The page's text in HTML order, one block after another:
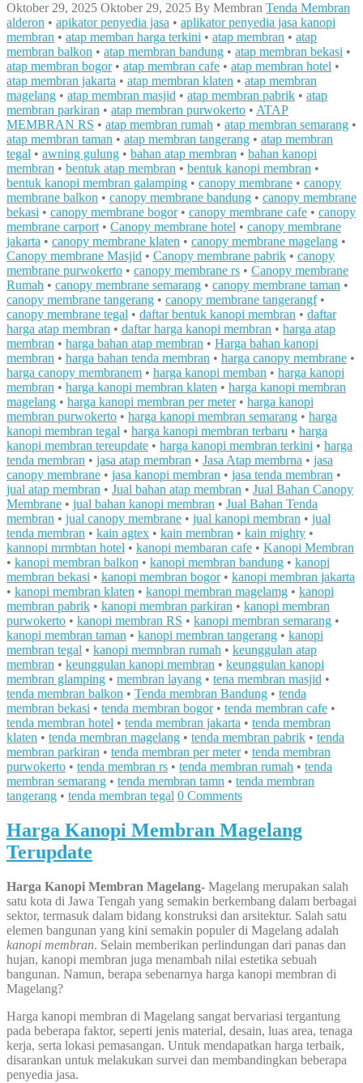
Oktober 29, 2025 Oktober 29, 2025 By Membran Tenda Membran
alderon • apikator penyedia jasa • aplikator penyedia jasa kanopi
membran • atap memban harga terkini • atap membran • atap
membran balkon • atap membran bandung • atap membran bekasi •
atap membran bogor• atap membran cafe • atap membran hotel •
atap membran jakarta • atap membran klaten • atap membran
magelang • atap membran masjid • atap membran pabrik • atap
membran parkiran • atap membran purwokerto • ATAP
MEMBRAN RS • atap membran rumah • atap membran semarang •
atap membran taman • atap membran tangerang • atap membran
tegal • awning gulung • bahan atap membran • bahan kanopi
membran • bentuk atap membran • bentuk kanopi membran •
bentuk kanopi membran galamping • canopy membrane • canopy
membrane balkon • canopy membrane bandung • canopy membrane
bekasi • canopy membrane bogor• canopy membrane cafe • canopy
membrane carport • Canopy membrane hotel • canopy membrane
jakarta • canopy membrane klaten • canopy membrane magelang •
Canopy membrane Masjid • Canopy membrane pabrik • canopy
membrane purwokerto • canopy membrane rs • Canopy membrane
Rumah • canopy membrane semarang • canopy membrane taman •
canopy membrane tangerang • canopy membrane tangerangf•
canopy membrane tegal • daftar bentuk kanopi membran • daftar
harga atap membran • daftar harga kanopi membran • harga atap
membran • harga bahan atap membran • Harga bahan kanopi
membran • harga bahan tenda membran • harga canopy membrane •
harga canopy membranem • harga kanopi memban • harga kanopi
membran • harga kanopi membran klaten • harga kanopi membran
magelang • harga kanopi membran per meter• harga kanopi
membran purwokerto • harga kanopi membran semarang • harga
kanopi membran tegal • harga kanopi membran terbaru • harga
kanopi membran tereupdate • harga kanopi membran terkini • harga
tenda membran • jasa atap membran • Jasa Atap membrna • jasa
canopy membrane • jasa kanopi membran • jasa tenda membran •
jual atap membran • Jual bahan atap membran • Jual Bahan Canopy
Membrane • jual bahan kanopi membran • Jual Bahan Tenda
membran • jual canopy membrane • jual kanopi membran • jual
tenda membran • kain agtex • kain membran • kain mighty •
kannopi mrmbtan hotel • kanopi membaran cafe • Kanopi Membran
• kanopi membran balkon • kanopi membran bandung • kanopi
membran bekasi • kanopi membran bogor• kanopi membran jakarta
• kanopi membran klaten • kanopi membran magelamg • kanopi
membran pabrik • kanopi membran parkiran • kanopi membran
purwokerto • kanopi membran RS • kanopi membran semarang •
kanopi membran taman • kanopi membran tangerang • kanopi
membran tegal • kanopi memnbran rumah • keunggulan atap
membran • keunggulan kanopi membran • keunggulan kanopi
membran glamping • membran layang • tena membran masjid •
tenda membran balkon • Tenda membran Bandung • tenda
membran bekasi • tenda membran bogor• tenda membran cafe •
tenda membran hotel • tenda membran jakarta • tenda membran
klaten • tenda membran magelang • tenda membran pabrik • tenda
membran parkiran • tenda membran per meter• tenda membran
purwokerto • tenda membran rs • tenda membran rumah • tenda
membran semarang • tenda membran tamn • tenda membran
tangerang • tenda membran tegal 0 Comments
Harga Kanopi Membran Magelang
Terupdate
Harga Kanopi Membran Magelang- Magelang merupakan salah
satu kota di Jawa Tengah yang semakin berkembang dalam berbagai
sektor, termasuk dalam bidang konstruksi dan arsitektur. Salah satu
elemen bangunan yang kini semakin populer di Magelang adalah
kanopi membran. Selain memberikan perlindungan dari panas dan
hujan, kanopi membran juga menambah nilai estetika sebuah
bangunan. Namun, berapa sebenarnya harga kanopi membran di
Magelang?
Harga kanopi membran di Magelang sangat bervariasi tergantung
pada beberapa faktor, seperti jenis material, desain, luas area, tenaga
kerja, serta lokasi pemasangan. Untuk mendapatkan harga terbaik,
disarankan untuk melakukan survei dan membandingkan beberapa
penyedia jasa.